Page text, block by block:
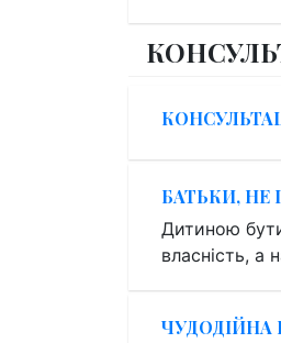
БАТЬКИ, НЕ
Дитиною
власність,
ЧУДОДІЙНА